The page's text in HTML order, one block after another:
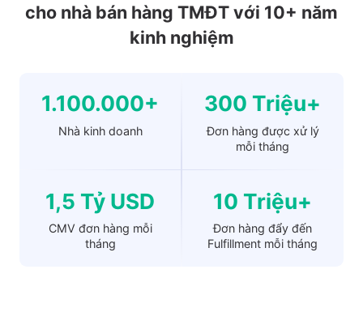
cho nhà bán hàng TMĐT với 10+ năm
kinh nghiệm
1.100.000+
Nhà kinh doanh
300 Triệu+
Đơn hàng được xử lý
mỗi tháng
1,5 Tỷ USD
CMV đơn hàng mỗi
tháng
10 Triệu+
Đơn hàng đẩy đến
Fulfillment mỗi tháng